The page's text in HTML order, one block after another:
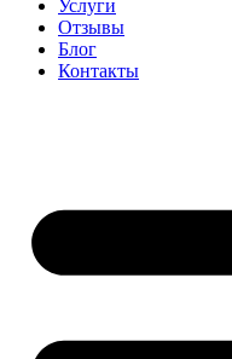
Услуги
Отзывы
Блог
Контакты